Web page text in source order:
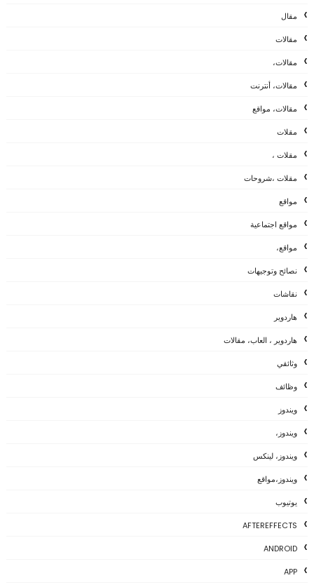
مقال
مقالات
مقالات،
مقالات، أنترنت
مقالات، مواقع
مقلات
مقلات ،
مقلات ،شروحات
مواقع
مواقع اجتماعية
مواقع،
نصائح وتوجيهات
نقاشات
هاردوير
هاردوير ، العاب، مقالات
وثائقي
وظائف
ويندوز
ويندوز،
ويندوز، لينكس
ويندوز،مواقع
يوتيوب
AFTEREFFECTS
ANDROID
APP